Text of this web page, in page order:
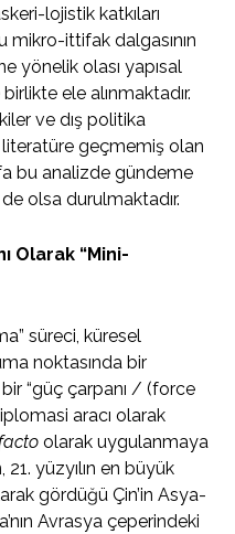
lojistik katkıları
ittifak dalgasının
yönelik olası yapısal
ele alınmaktadır.
ve dış politika
geçmemiş olan
bu analizde gündeme
olsa durulmaktadır.
Olarak “Mini-
süreci, küresel
noktasında bir
bir “güç çarpanı / (force
aracı olarak
olarak uygulanmaya
yüzyılın en büyük
gördüğü Çin’in Asya-
Avrasya çeperindeki